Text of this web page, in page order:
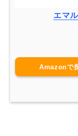
エマ
Amazonで